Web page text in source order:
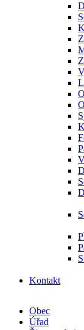
Kontakt
Obec
Úřad